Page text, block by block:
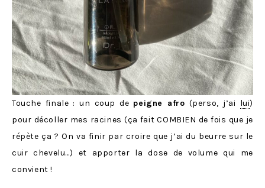
Touche finale : un coup de peigne afro (perso, j’ai lui)
pour décoller mes racines (ça fait COMBIEN de fois que je
répète ça ? On va finir par croire que j’ai du beurre sur le
cuir chevelu…) et apporter la dose de volume qui me
convient !